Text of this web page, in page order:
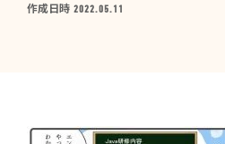
作成日時 2022.05.11